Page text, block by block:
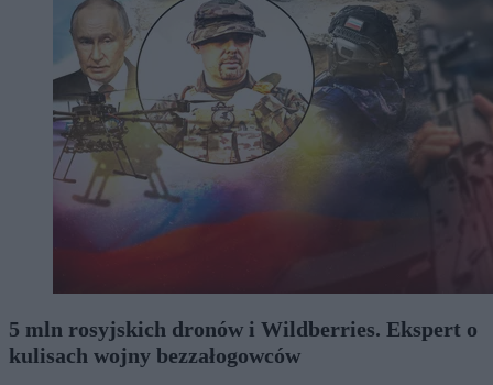
5 mln rosyjskich dronów i Wildberries. Ekspert o
kulisach wojny bezzałogowców